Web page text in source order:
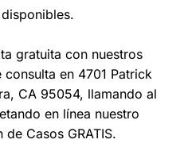
gratuita con nuestros
en 4701 Patrick
CA 95054, llamando al
en línea nuestro
Casos GRATIS.